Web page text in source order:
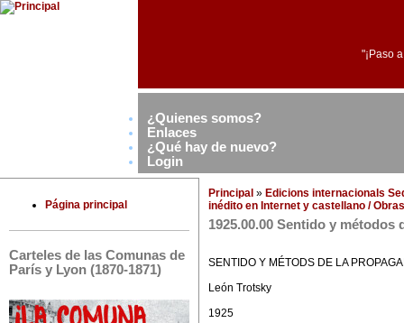
"¡Paso
¿Quienes somos?
Enlaces
¿Qué hay de nuevo?
Login
Página principal
Carteles de las Comunas de
París y Lyon (1870-1871)
Principal » Edicions internacionals
inédito en Internet y castellano /
1925.00.00 Sentido y
SENTIDO Y MÉTODS DE LA
León Trotsky
1925